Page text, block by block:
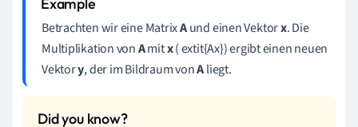
Betrachten wir eine MatrixAund einen Vektorx. Die
Multiplikation vonAmitx( extit{Ax}) ergibt einen neuen
Vektory, der im Bildraum vonAliegt.